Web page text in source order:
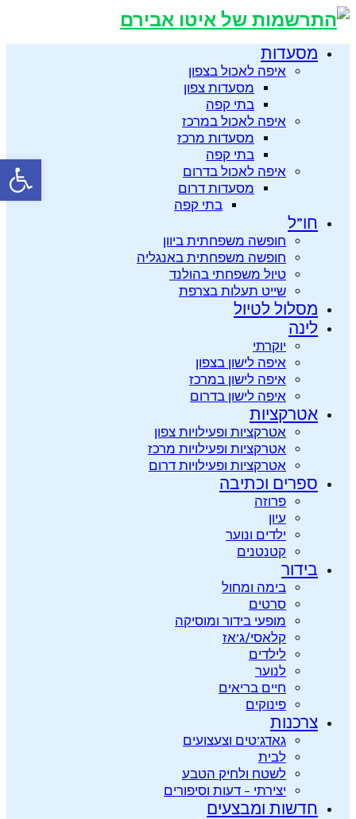
מסעדות
איפה לאכול בצפון
מסעדות צפון
בתי קפה
איפה לאכול במרכז
מסעדות מרכז
בתי קפה
איפה לאכול בדרום
מסעדות דרום
בתי קפה
חו”ל
חופשה משפחתית ביוון
חופשה משפחתית באנגליה
טיול משפחתי בהולנד
שייט תעלות בצרפת
מסלול לטיול
לינה
יוקרתי
איפה לישון בצפון
איפה לישון במרכז
איפה לישון בדרום
אטרקציות
אטרקציות ופעילויות צפון
אטרקציות ופעילויות מרכז
אטרקציות ופעילויות דרום
ספרים וכתיבה
פרוזה
עיון
ילדים ונוער
קטנטנים
בידור
בימה ומחול
סרטים
מופעי בידור ומוסיקה
קלאסי/ג’אז
לילדים
לנוער
חיים בריאים
פינוקים
צרכנות
גאדג’טים וצעצועים
לבית
לשטח ולחיק הטבע
יצירתי – דעות וסיפורים
חדשות ומבצעים
פתח